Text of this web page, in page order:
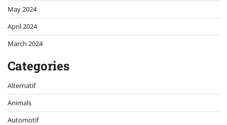
May 2024
April 2024
March 2024
Categories
Alternatif
Animals
Automotif